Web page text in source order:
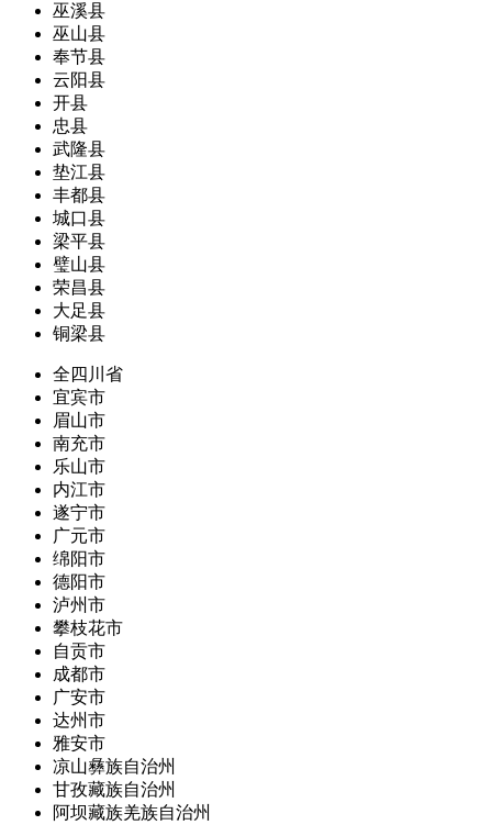
巫溪县
巫山县
奉节县
云阳县
开县
忠县
武隆县
垫江县
丰都县
城口县
梁平县
璧山县
荣昌县
大足县
铜梁县
全四川省
宜宾市
眉山市
南充市
乐山市
内江市
遂宁市
广元市
绵阳市
德阳市
泸州市
攀枝花市
自贡市
成都市
广安市
达州市
雅安市
凉山彝族自治州
甘孜藏族自治州
阿坝藏族羌族自治州